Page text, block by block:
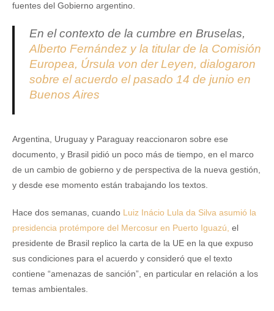
fuentes del Gobierno argentino.
En el contexto de la cumbre en Bruselas,
Alberto Fernández y la titular de la Comisión
Europea, Úrsula von der Leyen, dialogaron
sobre el acuerdo el pasado 14 de junio en
Buenos Aires
Argentina, Uruguay y Paraguay reaccionaron sobre ese
documento, y Brasil pidió un poco más de tiempo, en el marco
de un cambio de gobierno y de perspectiva de la nueva gestión,
y desde ese momento están trabajando los textos.
Hace dos semanas, cuando Luiz Inácio Lula da Silva asumió la
presidencia protémpore del Mercosur en Puerto Iguazú, el
presidente de Brasil replico la carta de la UE en la que expuso
sus condiciones para el acuerdo y consideró que el texto
contiene “amenazas de sanción”, en particular en relación a los
temas ambientales.